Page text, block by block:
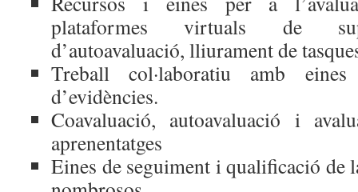
plataformes virtuals de
d’autoavaluació, lliurament de
Treball col·laboratiu amb eines
d’evidències.
Coavaluació, autoavaluació i
aprenentatges
Eines de seguiment i qualificació de